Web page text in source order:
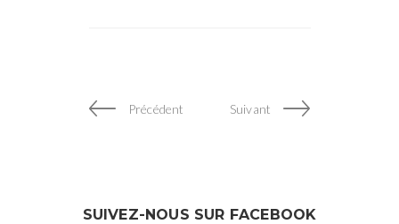
Précédent Suivant
SUIVEZ-NOUS SUR FACEBOOK